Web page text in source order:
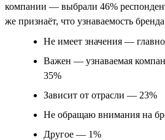
компании — выбрали 46%
же признаёт, что узнаваемость
Не имеет значения —
Важен — узнаваемая
35%
Зависит от отрасли — 23%
Не обращаю внимания на
Другое — 1%